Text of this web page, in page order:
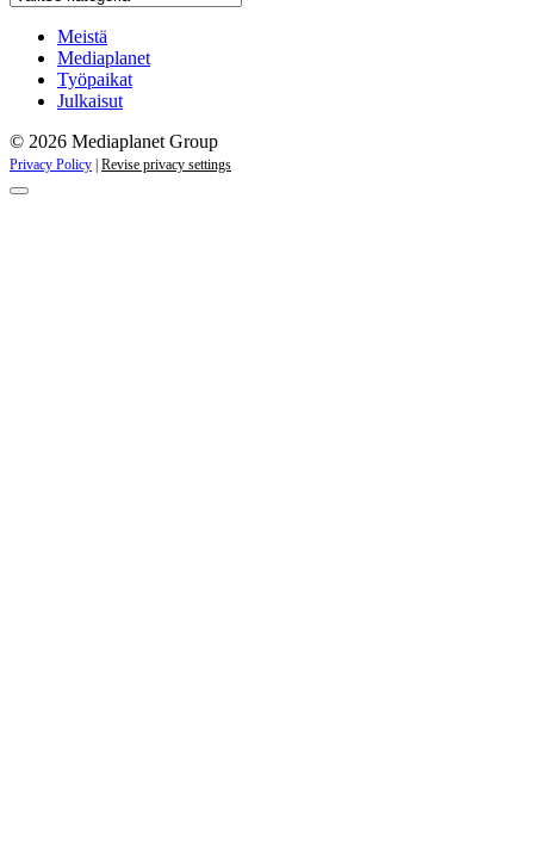
kampanjat
Meistä
Mediaplanet
Työpaikat
Julkaisut
© 2026 Mediaplanet Group
Privacy Policy Revise privacy settings